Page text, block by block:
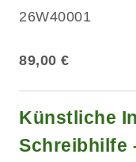
26W40001
89,00 €
Künstliche
Schreibhilfe